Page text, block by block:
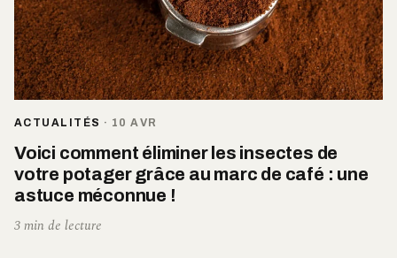
ACTUALITÉS · 10 AVR
Voici comment éliminer les insectes de
votre potager grâce au marc de café : une
astuce méconnue !
3 min de lecture